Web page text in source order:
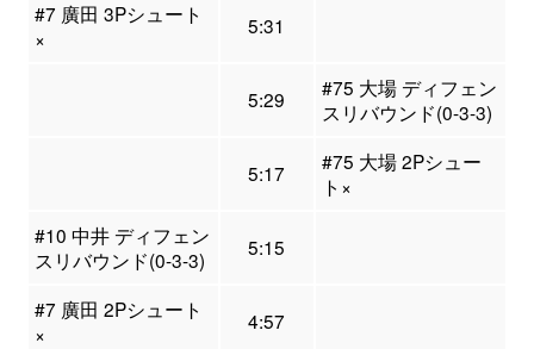
#7 廣田 3Pシュート
×
5:31
5:29
#75 大場 ディフェン
スリバウンド(0-3-3)
5:17
#75 大場 2Pシュー
ト×
#10 中井 ディフェン
スリバウンド(0-3-3)
5:15
#7 廣田 2Pシュート
×
4:57